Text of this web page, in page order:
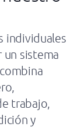
individuales
un sistema
trabajo,
y